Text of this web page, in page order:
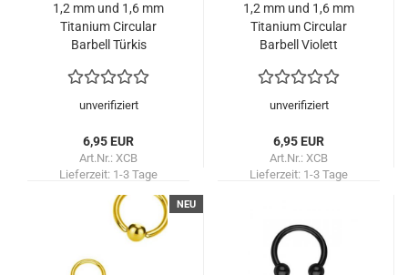
1,2 mm und 1,6 mm
Titanium Circular
Barbell Türkis
unverifiziert
6,95 EUR
Art.Nr.: XCB
Lieferzeit: 1-3 Tage
1,2 mm und 1,6 mm
Titanium Circular
Barbell Violett
unverifiziert
6,95 EUR
Art.Nr.: XCB
Lieferzeit: 1-3 Tage
NEU